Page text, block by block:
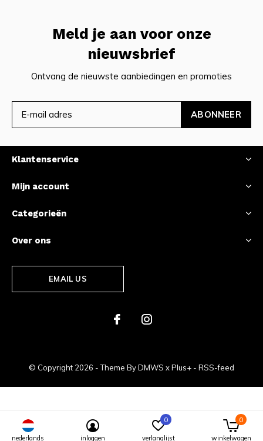
Meld je aan voor onze
nieuwsbrief
Ontvang de nieuwste aanbiedingen en promoties
ABONNEER
Klantenservice
Mijn account
Categorieën
Over ons
EMAIL US
© Copyright 2026 - Theme ByDMWS xPlus+ - RSS-feed
nederlands inloggen verlanglijst
0
winkelwagen
0
The Racing Store Amsterdam - Formule 1 Shop - Max Verstappen - Ferrari - Mercedes